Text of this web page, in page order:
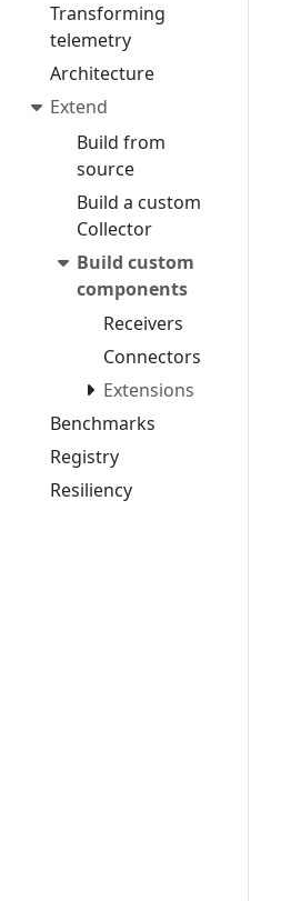
Transforming
telemetry
Architecture
Extend
Build from
source
Build a custom
Collector
Build custom
components
Receivers
Connectors
Extensions
Benchmarks
Registry
Resiliency